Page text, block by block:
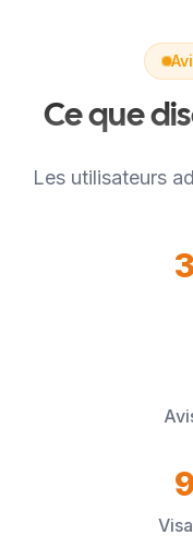
Ce que
Les utilisateurs